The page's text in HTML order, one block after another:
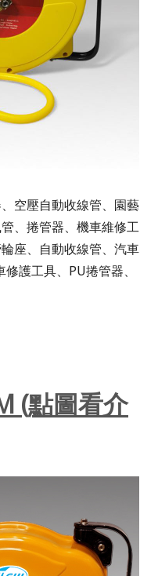
空壓自動收線管、園藝
、捲管器、機車維修工
座、自動收線管、汽車
護工具、PU捲管器、
(點圖看介